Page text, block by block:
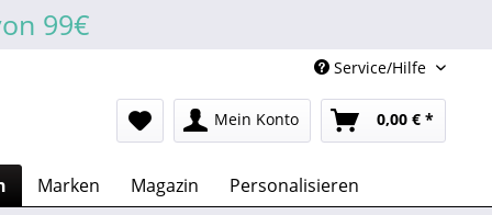
99€
Service/Hilfe
Mein Konto 0,00 € *
Marken Magazin Personalisieren